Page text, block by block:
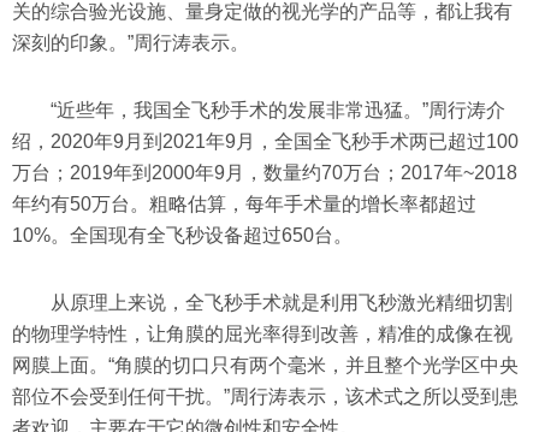
关的综合验光设施、量身定做的视光学的产品等，都让我有
深刻的印象。”周行涛表示。
“近些年，我国全飞秒手术的发展非常迅猛。”周行涛介
绍，2020年9月到2021年9月，全国全飞秒手术两已超过100
万台；2019年到2000年9月，数量约70万台；2017年~2018
年约有50万台。粗略估算，每年手术量的增长率都超过
10%。全国现有全飞秒设备超过650台。
从原理上来说，全飞秒手术就是利用飞秒激光精细切割
的物理学特性，让角膜的屈光率得到改善，精准的成像在视
网膜上面。“角膜的切口只有两个毫米，并且整个光学区中央
部位不会受到任何干扰。”周行涛表示，该术式之所以受到患